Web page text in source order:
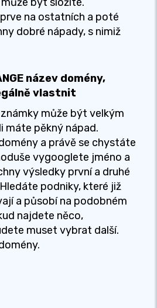
na ostatních a poté
dobré nápady, s nimiž
název domény,
vlastnit
může být velkým
máte pěkný nápad.
a právě se chystáte
vygooglete jméno a
výsledky první a druhé
podniky, které již
a působí na podobném
najdete něco,
muset vybrat další.